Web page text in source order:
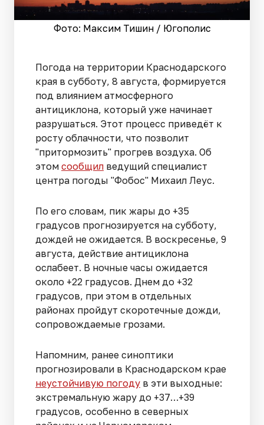
Фото: Максим Тишин / Югополис
Погода на территории Краснодарского
края в субботу, 8 августа, формируется
под влиянием атмосферного
антициклона, который уже начинает
разрушаться. Этот процесс приведёт к
росту облачности, что позволит
"притормозить" прогрев воздуха. Об
этом сообщил ведущий специалист
центра погоды "Фобос" Михаил Леус.
По его словам, пик жары до +35
градусов прогнозируется на субботу,
дождей не ожидается. В воскресенье, 9
августа, действие антициклона
ослабеет. В ночные часы ожидается
около +22 градусов. Днем до +32
градусов, при этом в отдельных
районах пройдут скоротечные дожди,
сопровождаемые грозами.
Напомним, ранее синоптики
прогнозировали в Краснодарском крае
неустойчивую погоду в эти выходные:
экстремальную жару до +37…+39
градусов, особенно в северных